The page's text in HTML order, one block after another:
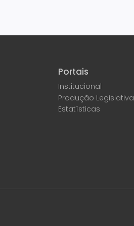
Portais
Institucional
Produção Legislativa
Estatísticas